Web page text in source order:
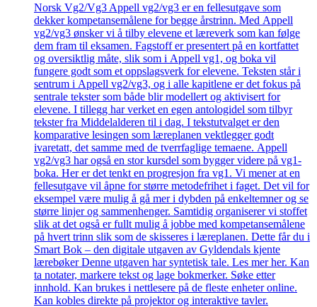
Norsk Vg2/Vg3 Appell vg2/vg3 er en fellesutgave som
dekker kompetansemålene for begge årstrinn. Med Appell
vg2/vg3 ønsker vi å tilby elevene et læreverk som kan følge
dem fram til eksamen. Fagstoff er presentert på en kortfattet
og oversiktlig måte, slik som i Appell vg1, og boka vil
fungere godt som et oppslagsverk for elevene. Teksten står i
sentrum i Appell vg2/vg3, og i alle kapitlene er det fokus på
sentrale tekster som både blir modellert og aktivisert for
elevene. I tillegg har verket en egen antologidel som tilbyr
tekster fra Middelalderen til i dag. I tekstutvalget er den
komparative lesingen som læreplanen vektlegger godt
ivaretatt, det samme med de tverrfaglige temaene. Appell
vg2/vg3 har også en stor kursdel som bygger videre på vg1-
boka. Her er det tenkt en progresjon fra vg1. Vi mener at en
fellesutgave vil åpne for større metodefrihet i faget. Det vil for
eksempel være mulig å gå mer i dybden på enkeltemner og se
større linjer og sammenhenger. Samtidig organiserer vi stoffet
slik at det også er fullt mulig å jobbe med kompetansemålene
på hvert trinn slik som de skisseres i læreplanen. Dette får du i
Smart Bok – den digitale utgaven av Gyldendals kjente
lærebøker Denne utgaven har syntetisk tale. Les mer her. Kan
ta notater, markere tekst og lage bokmerker. Søke etter
innhold. Kan brukes i nettlesere på de fleste enheter online.
Kan kobles direkte på projektor og interaktive tavler.